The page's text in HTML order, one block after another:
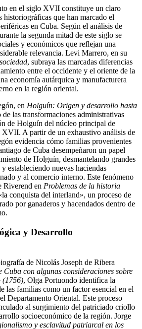
en el siglo XVII constituye un claro
historiográficas que han marcado el
en Cuba. Según el análisis de
la segunda mitad de este siglo se
y económicos que reflejan una
relevancia. Levi Marrero, en su
, subraya las marcadas diferencias
entre el occidente y el oriente de la
economía autárquica y manufacturera
en la región oriental.
en Holguín: Origen y desarrollo hasta
de las transformaciones administrativas
de Holguín del núcleo principal de
A partir de un exhaustivo análisis de
evidencia cómo familias provenientes
de Cuba desempeñaron un papel
de Holguín, desmantelando grandes
estableciendo nuevas haciendas
y al comercio interno. Este fenómeno
Riverend en Problemas de la historia
conquista del interland», un proceso de
por ganaderos y hacendados dentro de
y Desarrollo
de Nicolás Joseph de Ribera
Cuba con algunas consideraciones sobre
(1756), Olga Portuondo identifica la
las familias como un factor esencial en el
Departamento Oriental. Este proceso
al surgimiento del patriciado criollo
socioeconómico de la región. Jorge
y esclavitud patriarcal en los